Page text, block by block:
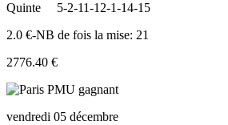
Quinte
5-2-11-12-1-14-15
2.0 €-NB de fois la mise: 21
2776.40 €
vendredi 05 décembre